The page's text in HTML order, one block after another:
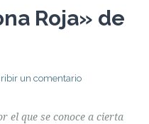
Roja» de
un comentario
el que se conoce a cierta